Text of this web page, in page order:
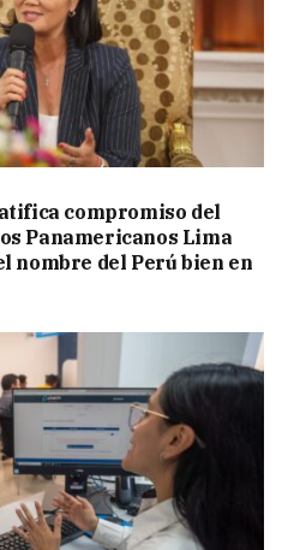
compromiso del
Panamericanos Lima
nombre del Perú bien en